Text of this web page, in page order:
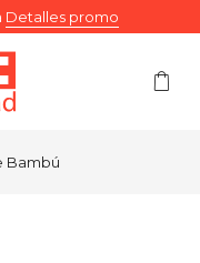
Detalles promo
Bambú